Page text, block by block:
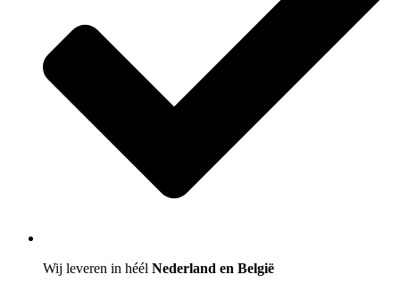
Wij leveren in héél Nederland en België